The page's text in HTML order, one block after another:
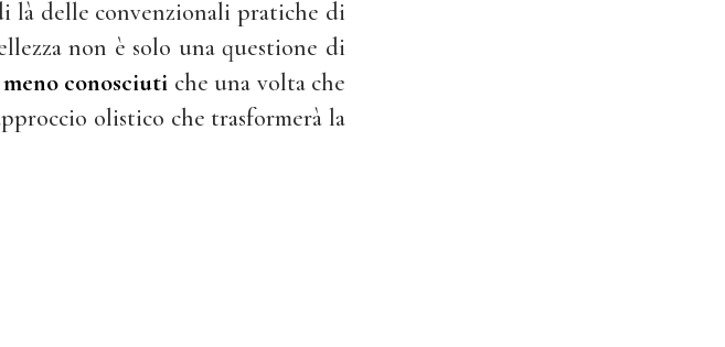
là delle convenzionali pratiche di
non è solo una questione di
conosciuti che una volta che
olistico che trasformerà la